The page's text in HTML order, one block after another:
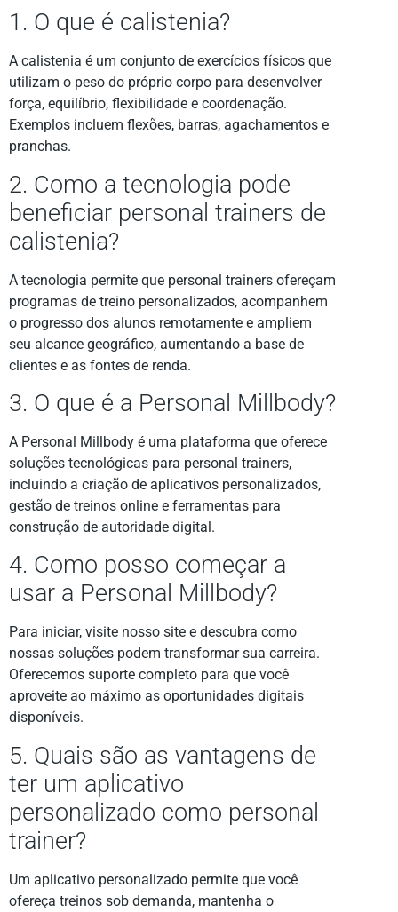
1. O que é calistenia?
A calistenia é um conjunto de exercícios físicos que
utilizam o peso do próprio corpo para desenvolver
força, equilíbrio, flexibilidade e coordenação.
Exemplos incluem flexões, barras, agachamentos e
pranchas.
2. Como a tecnologia pode
beneficiar personal trainers de
calistenia?
A tecnologia permite que personal trainers ofereçam
programas de treino personalizados, acompanhem
o progresso dos alunos remotamente e ampliem
seu alcance geográfico, aumentando a base de
clientes e as fontes de renda.
3. O que é a Personal Millbody?
A Personal Millbody é uma plataforma que oferece
soluções tecnológicas para personal trainers,
incluindo a criação de aplicativos personalizados,
gestão de treinos online e ferramentas para
construção de autoridade digital.
4. Como posso começar a
usar a Personal Millbody?
Para iniciar, visite nosso site e descubra como
nossas soluções podem transformar sua carreira.
Oferecemos suporte completo para que você
aproveite ao máximo as oportunidades digitais
disponíveis.
5. Quais são as vantagens de
ter um aplicativo
personalizado como personal
trainer?
Um aplicativo personalizado permite que você
ofereça treinos sob demanda, mantenha o